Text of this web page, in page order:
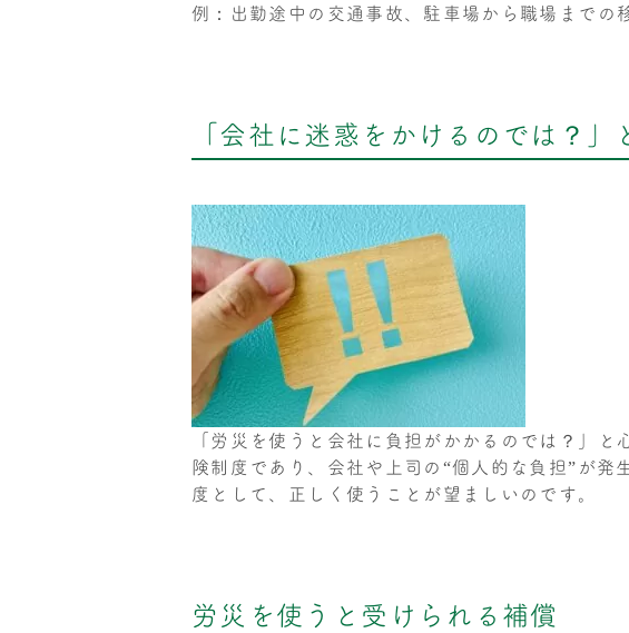
例：出勤途中の交通事故、駐車場から職場までの
「会社に迷惑をかけるのでは？
「労災を使うと会社に負担がかかるのでは？」
険制度であり、会社や上司の“個人的な負担”が
度として、正しく使うことが望ましいのです。
労災を使うと受けられる補償